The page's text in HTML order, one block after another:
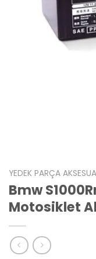
YEDEK PARÇA
Bmw
Motosiklet